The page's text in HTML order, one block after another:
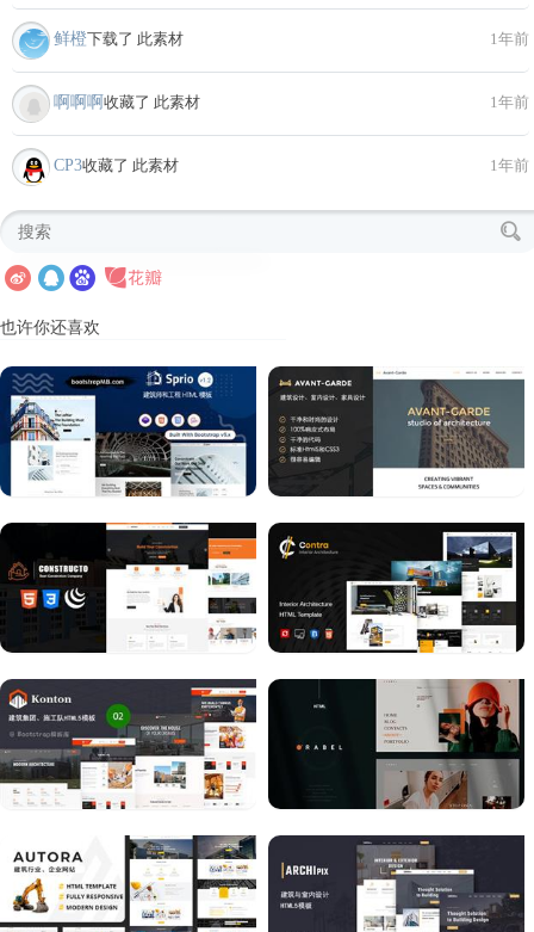
鲜橙下载了 此素材 1年前
啊啊啊 收藏了 此素材 1年前
CP3收藏了 此素材 1年前
也许你还喜欢